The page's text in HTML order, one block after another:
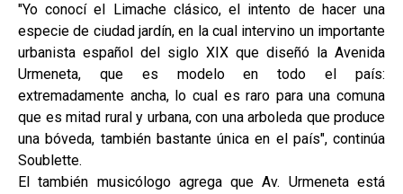
"Yo conocí el Limache clásico, el intento de hacer una
especie de ciudad jardín, en la cual intervino un importante
urbanista español del siglo XIX que diseñó la Avenida
Urmeneta, que es modelo en todo el país:
extremadamente ancha, lo cual es raro para una comuna
que es mitad rural y urbana, con una arboleda que produce
una bóveda, también bastante única en el país", continúa
Soublette.
El también musicólogo agrega que Av. Urmeneta está